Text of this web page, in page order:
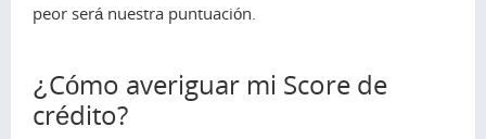
peor será nuestra puntuación.
¿Cómo averiguar mi Score de
crédito?